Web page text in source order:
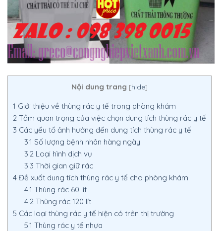
Nội dung trang [hide]
1 Giới thiệu về thùng rác y tế trong phòng khám
2 Tầm quan trọng của việc chọn dung tích thùng rác y tế
3 Các yếu tố ảnh hưởng đến dung tích thùng rác y tế
3.1 Số lượng bệnh nhân hàng ngày
3.2Loại hình dịch vụ
3.3 Thời gian giữ rác
4 Đề xuất dung tích thùng rác y tế cho phòng khám
4.1 Thùng rác 60 lít
4.2Thùng rác 120 lít
5 Các loại thùng rác y tế hiện có trên thị trường
5.1 Thùng rác y tế nhựa